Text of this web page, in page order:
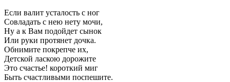
Если валит усталость с ног
Совладать с нею нету мочи,
Ну а к Вам подойдет сынок
Или руки протянет дочка.
Обнимите покрепче их,
Детской ласкою дорожите
Это счастье! короткий миг
Быть счастливыми поспешите.